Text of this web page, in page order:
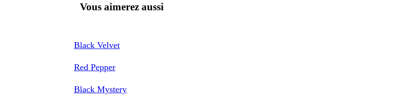
Vous aimerez aussi
Black Velvet
Red Pepper
Black Mystery